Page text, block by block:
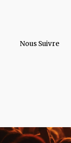
Nous Suivre